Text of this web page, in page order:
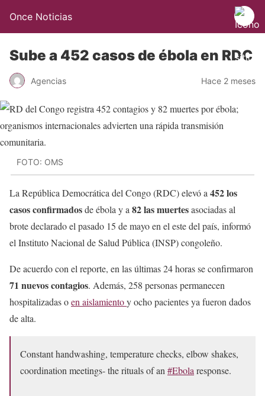
Once Noticias
Sube a 452 casos de ébola en RDC
Agencias Hace 2 meses
FOTO: OMS
La República Democrática del Congo (RDC) elevó a 452 los
casos confirmadosde ébola y a 82 las muertesasociadas al
brote declarado el pasado 15 de mayo en el este del país, informó
el Instituto Nacional de Salud Pública (INSP) congoleño.
De acuerdo con el reporte, en las últimas 24 horas se confirmaron
71 nuevos contagios. Además, 258 personas permanecen
hospitalizadas oen aislamientoy ocho pacientes ya fueron dados
de alta.
Constant handwashing, temperature checks, elbow shakes,
coordination meetings- the rituals of an #Ebola response.